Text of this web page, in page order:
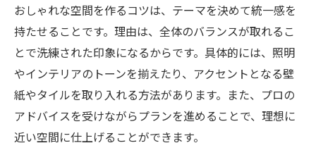
おしゃれな空間を作るコツは、テーマを決めて統一感を
持たせることです。理由は、全体のバランスが取れるこ
とで洗練された印象になるからです。具体的には、照明
やインテリアのトーンを揃えたり、アクセントとなる壁
紙やタイルを取り入れる方法があります。また、プロの
アドバイスを受けながらプランを進めることで、理想に
近い空間に仕上げることができます。